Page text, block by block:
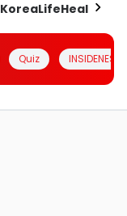
KoreaLifeHealth
Quiz INSIDENESIA